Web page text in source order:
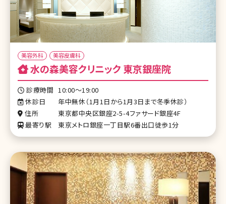
美容外科 美容皮膚科
水の森美容クリニック 東京銀座院
診療時間 10:00～19:00
休診日
年中無休（1月1日から1月3日まで冬季休診）
住所
東京都中央区銀座2-5-4ファサード銀座4F
最寄り駅
東京メトロ銀座一丁目駅6番出口徒歩1分